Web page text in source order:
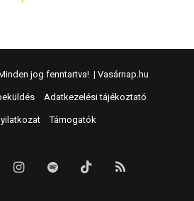
jog fenntartva! | Vasárnap.hu
Adatkezelési tájékoztató
Támogatók
Instagram
Spotify TikTok